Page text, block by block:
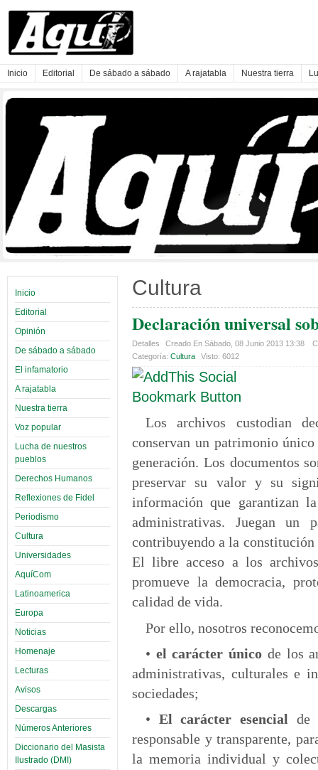
Inicio Editorial De sábado a sábado A rajatabla Nuestra tierra
Inicio
Editorial
Opinión
De sábado a sábado
El infamatorio
A rajatabla
Nuestra tierra
Voz popular
Lucha de nuestros
pueblos
Derechos Humanos
Reflexiones de Fidel
Periodismo
Cultura
Universidades
AquíCom
Latinoamerica
Europa
Noticias
Homenaje
Lecturas
Avisos
Descargas
Números Anteriores
Diccionario del Masista
Ilustrado (DMI)
Cultura
Declaración universal
Detalles Creado En Sábado, 08 Junio 2013 13:38
Categoría: Cultura Visto: 6012
Los archivos custodian
conservan un patrimonio
generación. Los documentos
preservar su valor y su
información que garantizan
administrativas. Juegan un
contribuyendo a la
El libre acceso a los
promueve la democracia,
calidad de vida.
Por ello, nosotros
• el carácter único de los
administrativas, culturales e
sociedades;
• El carácter esencial de
responsable y transparente,
la memoria individual y